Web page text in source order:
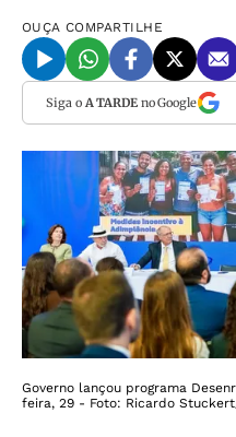
OUÇA COMPARTILHE
Siga o A TARDEno Google
Governo lançou programa
feira, 29 - Foto: Ricardo